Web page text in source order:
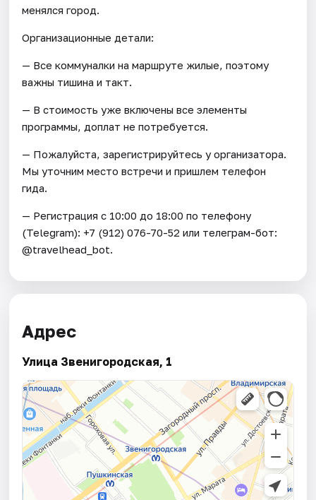
менялся город.
Организационные детали:
— Все коммуналки на маршруте жилые, поэтому
важны тишина и такт.
— В стоимость уже включены все элементы
программы, доплат не потребуется.
— Пожалуйста, зарегистрируйтесь у организатора.
Мы уточним место встречи и пришлем телефон
гида.
— Регистрация c 10:00 до 18:00 по телефону
(Telegram): +7 (912) 076-70-52 или телеграм-бот:
@travelhead_bot.
Адрес
Улица Звенигородская, 1